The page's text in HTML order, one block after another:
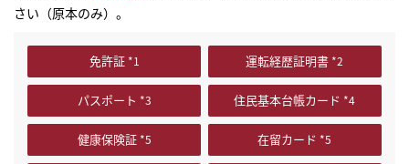
さい（原本のみ）。
免許証 運転経歴証明書
パスポート 住民基本台帳カード
健康保険証 在留カード